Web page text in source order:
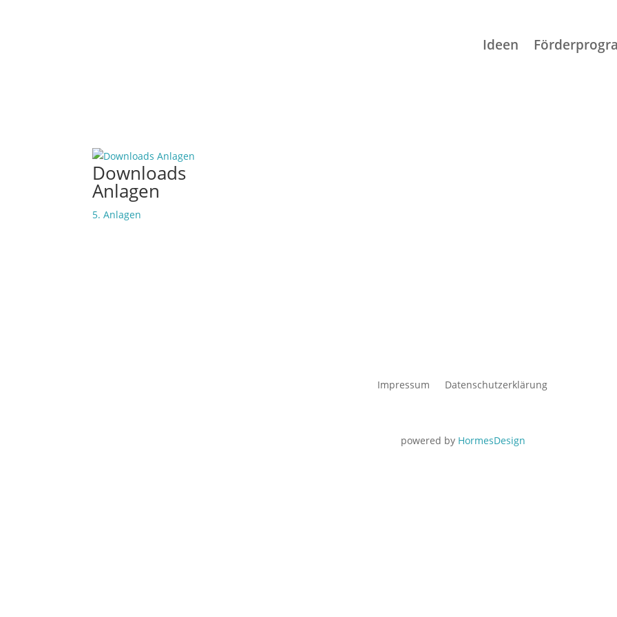
Ideen
Downloads
Anlagen
5. Anlagen
Impressum Datenschutzerklärung
powered by HormesDesign